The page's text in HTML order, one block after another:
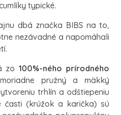
typické.
dbá značka BIBS na to,
nezávadné a napomáhali
zo 100%-ného prírodného
pružný a mäkký
trhlín a odštiepeniu
časti (krúžok a karička) sú